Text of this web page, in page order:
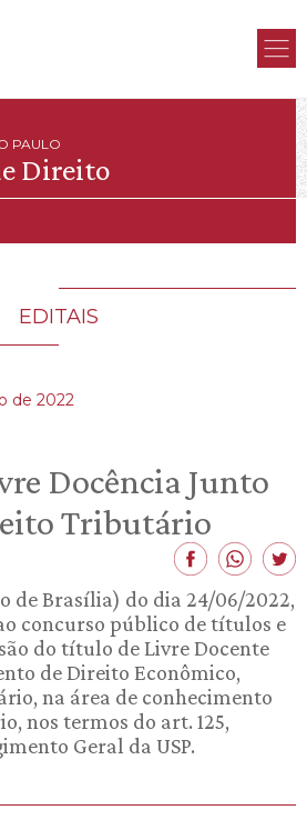
PAULO
Direito
EDITAIS
de 2022
Docência Junto
Tributário
de Brasília) do dia 24/06/2022,
concurso público de títulos e
do título de Livre Docente
de Direito Econômico,
na área de conhecimento
nos termos do art. 125,
Geral da USP.